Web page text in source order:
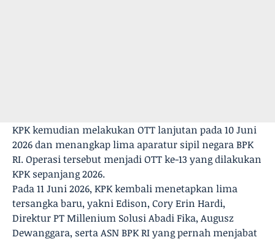
KPK kemudian melakukan OTT lanjutan pada 10 Juni
2026 dan menangkap lima aparatur sipil negara BPK
RI. Operasi tersebut menjadi OTT ke-13 yang dilakukan
KPK sepanjang 2026.
Pada 11 Juni 2026, KPK kembali menetapkan lima
tersangka baru, yakni Edison, Cory Erin Hardi,
Direktur PT Millenium Solusi Abadi Fika, Augusz
Dewanggara, serta ASN BPK RI yang pernah menjabat